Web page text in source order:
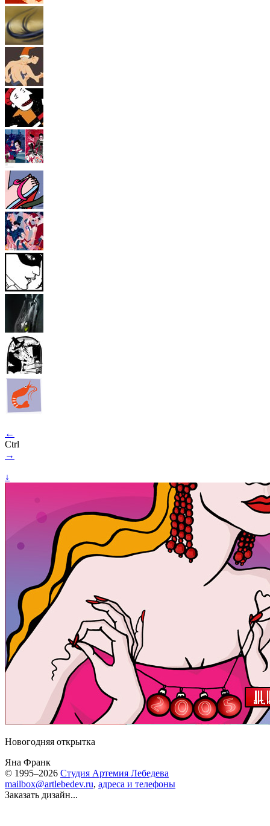
←
Ctrl
→
↓
Новогодняя открытка
Яна Франк
© 1995–2026 Студия Артемия Лебедева
mailbox@artlebedev.ru, адреса и телефоны
Заказать дизайн...